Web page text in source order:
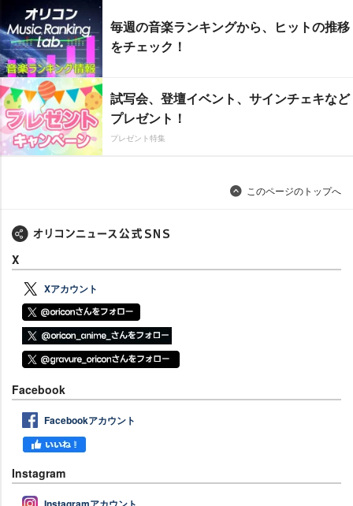
毎週の音楽ランキングから、ヒットの推移
をチェック！
試写会、登壇イベント、サインチェキなど
プレゼント！
プレゼント特集
このページのトップへ
X
Xアカウント
Facebook
Facebookアカウント
Instagram